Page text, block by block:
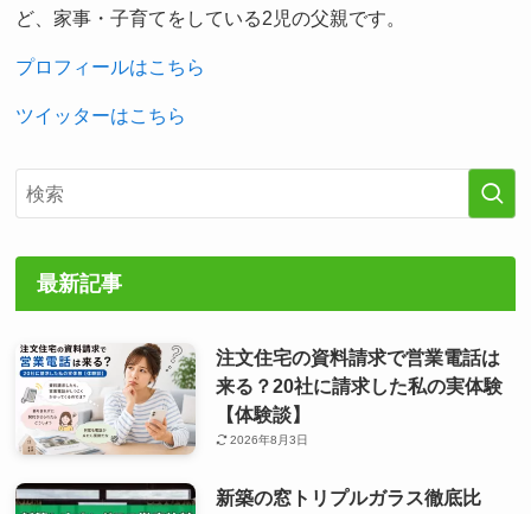
ど、家事・子育てをしている2児の父親です。
プロフィールはこちら
ツイッターはこちら
最新記事
注文住宅の資料請求で営業電話は
来る？20社に請求した私の実体験
【体験談】
2026年8月3日
新築の窓トリプルガラス徹底比